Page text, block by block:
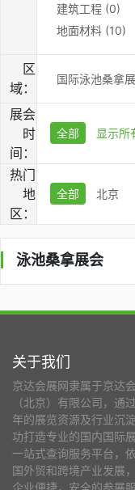
建筑工程 (0)
地面材料 (10)
区
域：
国际泳池桑拿
展会
时
间：
全部 显示所
热门
地
区：
全部 北京
泳池桑拿展会
关于我们
京达会展网隶属于京达
（北京）有限公司，通
年的展览资源及行业沉
功打造专业的国内国际
一站式查询服务平台，
国外贸和跨境产业发展
企业便捷，安全的参展服